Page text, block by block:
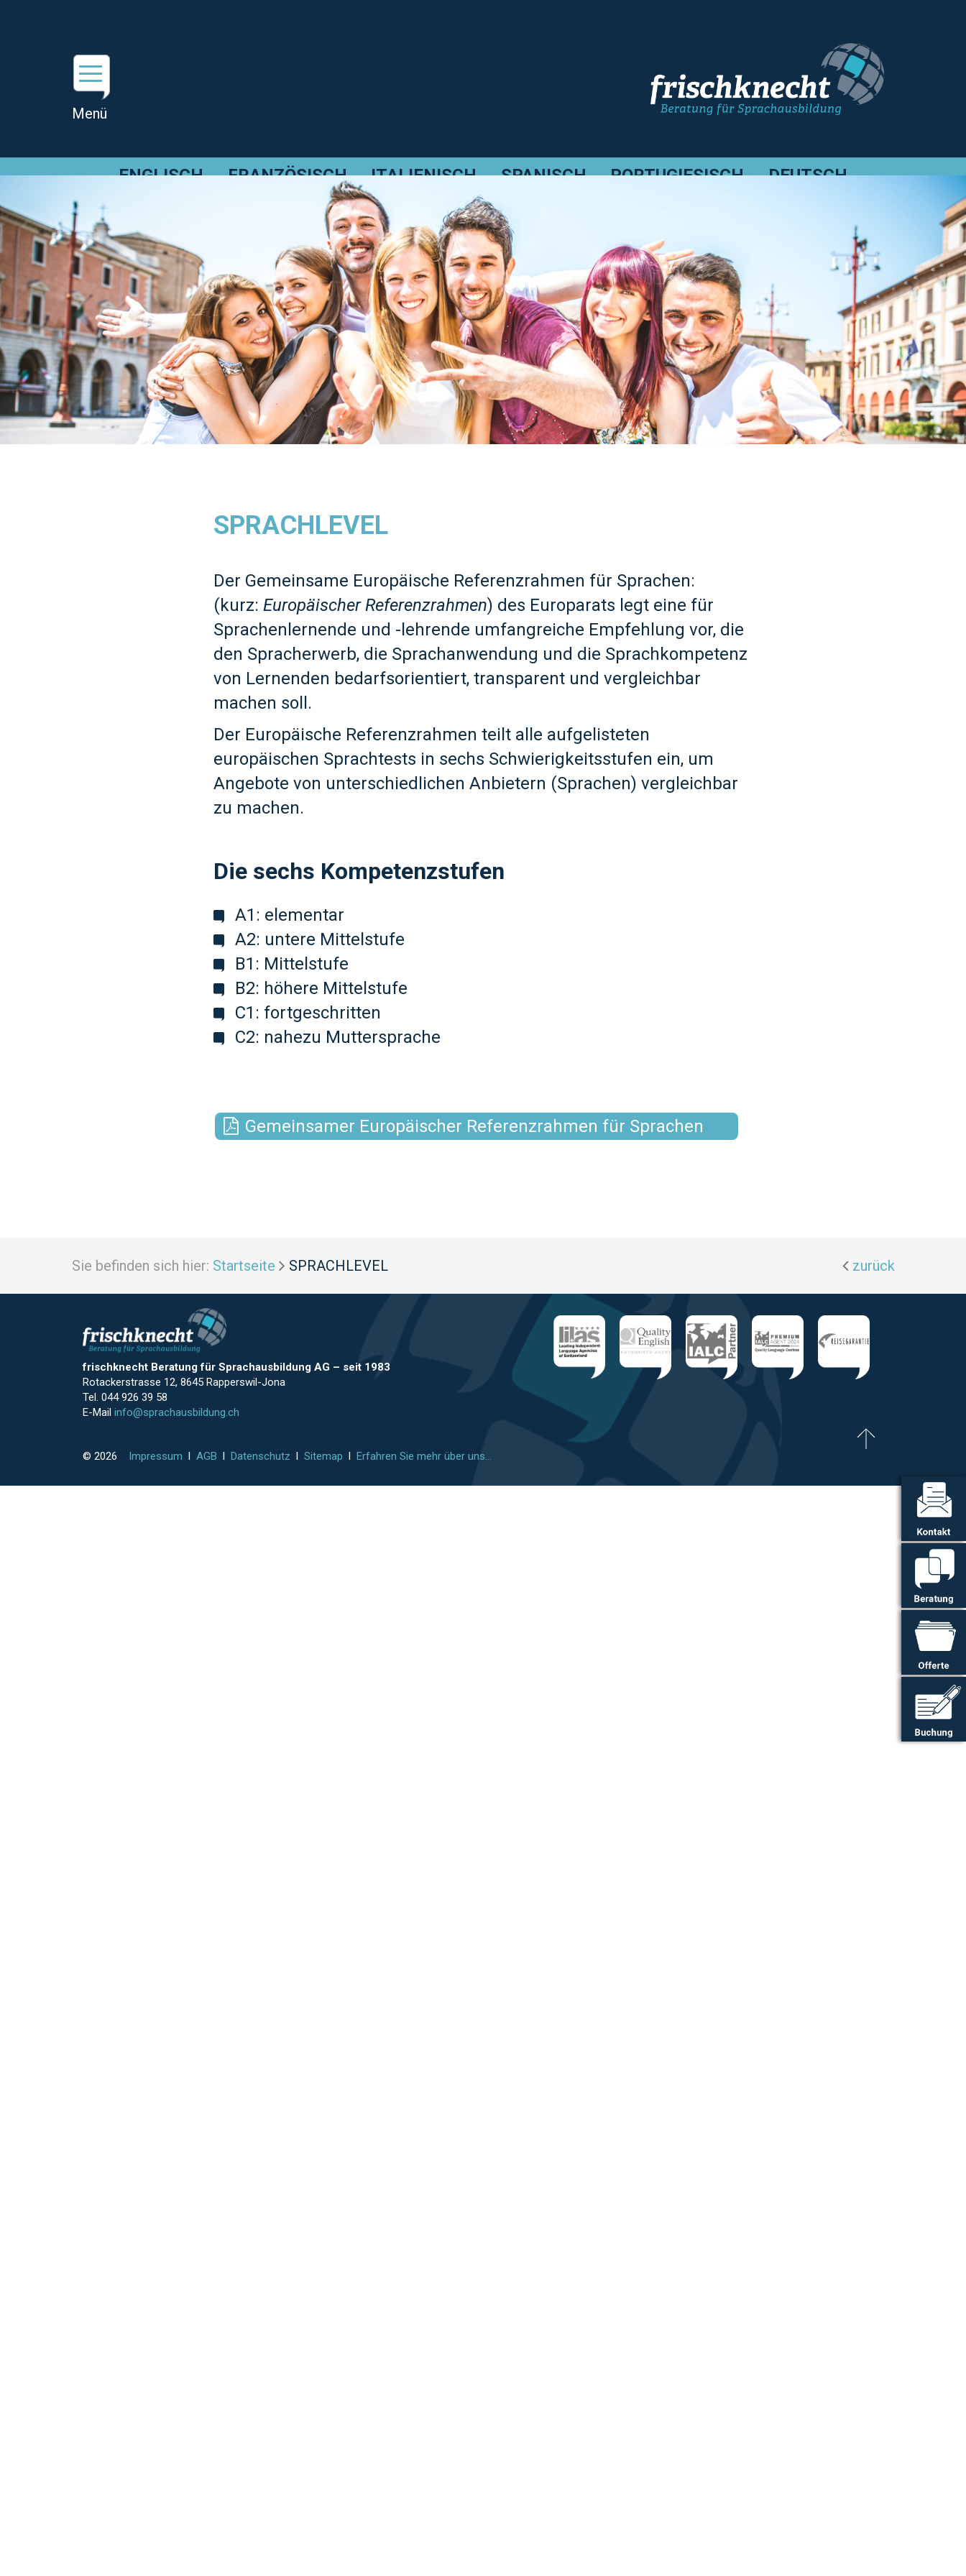
ENGLISCH FRANZÖSISCH ITALIENISCH SPANISCH PORTUGIESISCH DEUTSCH
SPRACHLEVEL
Der Gemeinsame Europäische Referenzrahmen für Sprachen:
(kurz: Europäischer Referenzrahmen) des Europarats legt eine für
Sprachenlernende und -lehrende umfangreiche Empfehlung vor, die
den Spracherwerb, die Sprachanwendung und die Sprachkompetenz
von Lernenden bedarfsorientiert, transparent und vergleichbar
machen soll.
Der Europäische Referenzrahmen teilt alle aufgelisteten
europäischen Sprachtests in sechs Schwierigkeitsstufen ein, um
Angebote von unterschiedlichen Anbietern (Sprachen) vergleichbar
zu machen.
Die sechs Kompetenzstufen
A1: elementar
A2: untere Mittelstufe
B1: Mittelstufe
B2: höhere Mittelstufe
C1: fortgeschritten
C2: nahezu Muttersprache
Gemeinsamer Europäischer Referenzrahmen für Sprachen
Sie befinden sich hier: Startseite SPRACHLEVEL zurück
frischknecht Beratung für Sprachausbildung AG – seit 1983
Rotackerstrasse 12, 8645 Rapperswil-Jona
Tel. 044 926 39 58
E-Mail info@sprachausbildung.ch
© 2026 Impressum l AGB l Datenschutz l Sitemap l Erfahren Sie mehr über uns...